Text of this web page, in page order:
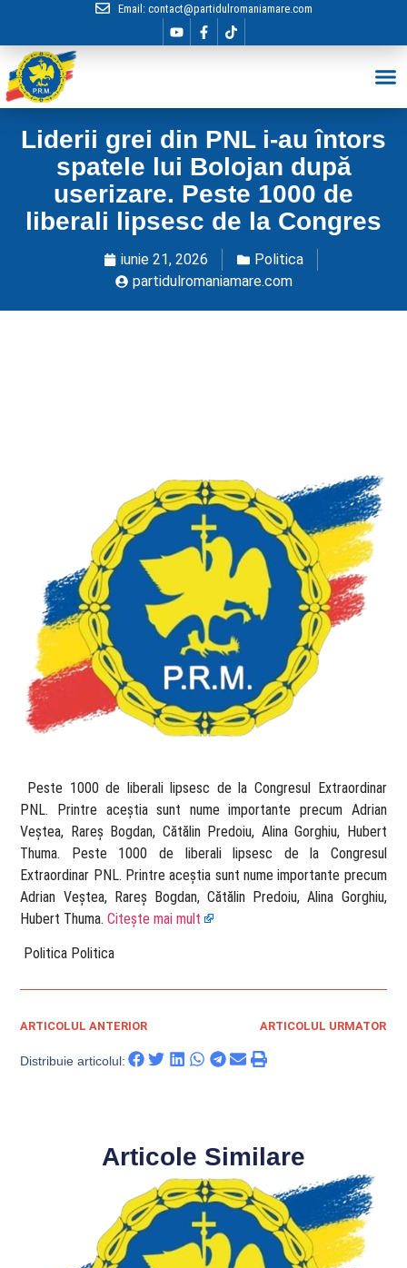
Email: contact@partidulromaniamare.com
Liderii grei din PNL i-au întors
spatele lui Bolojan după
userizare. Peste 1000 de
liberali lipsesc de la Congres
iunie 21, 2026
Politica
partidulromaniamare.com
​ Peste 1000 de liberali lipsesc de la Congresul Extraordinar
PNL. Printre aceștia sunt nume importante precum Adrian
Veștea, Rareș Bogdan, Cătălin Predoiu, Alina Gorghiu, Hubert
Thuma. Peste 1000 de liberali lipsesc de la Congresul
Extraordinar PNL. Printre aceștia sunt nume importante precum
Adrian Veștea, Rareș Bogdan, Cătălin Predoiu, Alina Gorghiu,
Hubert Thuma.Citește mai mult
​ Politica Politica
ARTICOLUL ANTERIOR ARTICOLUL URMATOR
Distribuie articolul:
Articole Similare